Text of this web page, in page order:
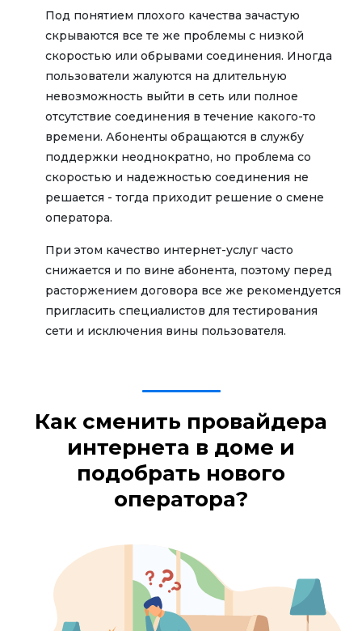
Под понятием плохого качества зачастую
скрываются все те же проблемы с низкой
скоростью или обрывами соединения. Иногда
пользователи жалуются на длительную
невозможность выйти в сеть или полное
отсутствие соединения в течение какого-то
времени. Абоненты обращаются в службу
поддержки неоднократно, но проблема со
скоростью и надежностью соединения не
решается - тогда приходит решение о смене
оператора.
При этом качество интернет-услуг часто
снижается и по вине абонента, поэтому перед
расторжением договора все же рекомендуется
пригласить специалистов для тестирования
сети и исключения вины пользователя.
Как сменить провайдера
интернета в доме и
подобрать нового
оператора?